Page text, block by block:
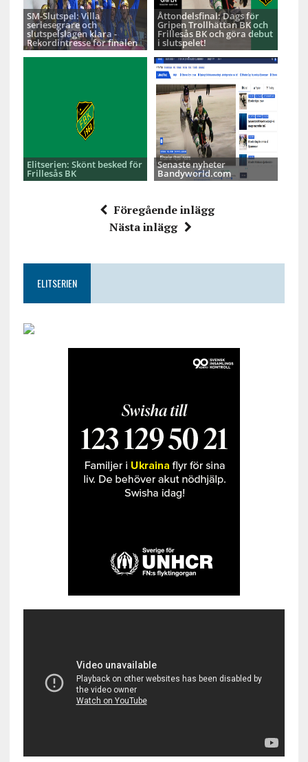
SM-Slutspel: Villa
seriesegrare och
slutspelslagen klara -
Rekordintresse för finalen
Åttondelsfinal: Dags för
Gripen Trollhättan BK och
Frillesås BK och göra debut
i slutspelet!
Elitserien: Skönt besked för
Frillesås BK
Senaste nyheter
Bandyworld.com
Föregående inlägg
Nästa inlägg
ELITSERIEN